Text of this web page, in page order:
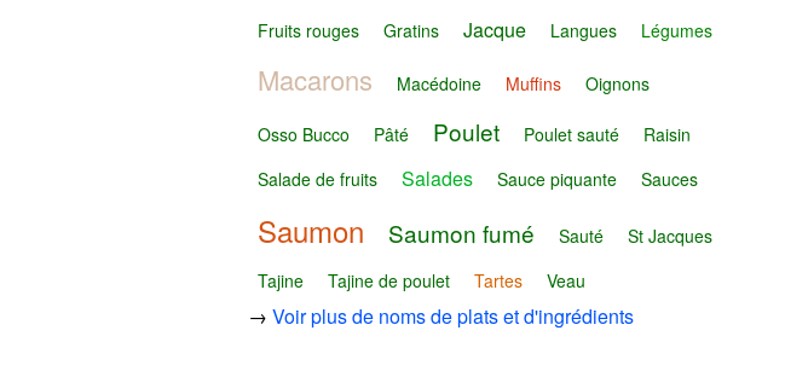
Fruits rouges Gratins Jacque Langues Légumes
Macarons Macédoine Muffins Oignons
Osso Bucco Pâté Poulet Poulet sauté
Raisin
Salade de fruits
Salades Sauce piquante Sauces
Saumon Saumon fumé Sauté
St Jacques
Tajine
Tajine de poulet Tartes Veau
→Voir plus de noms de plats et d'ingrédients